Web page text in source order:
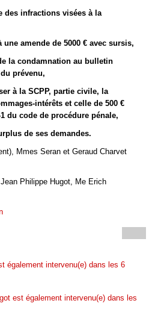
des infractions visées à la
amende de 5000 € avec sursis,
la condamnation au bulletin
prévenu,
à la SCPP, partie civile, la
intérêts et celle de 500 €
du code de procédure pénale,
de ses demandes.
Mmes Seran et Geraud Charvet
Philippe Hugot, Me Erich
également intervenu(e) dans les 6
est également intervenu(e) dans les